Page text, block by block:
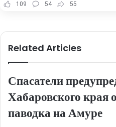
109
54 55
Related Articles
Спасатели
Хабаровского края
паводка на Амуре